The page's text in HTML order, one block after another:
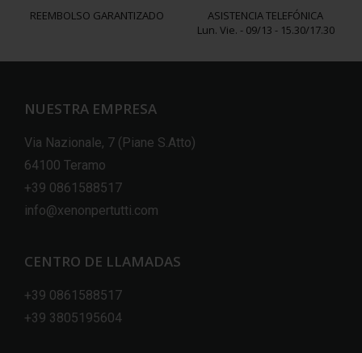
REEMBOLSO GARANTIZADO
ASISTENCIA TELEFÓNICA
Lun. Vie. - 09/13 - 15.30/17.30
NUESTRA EMPRESA
Via Nazionale, 7 (Piane S.Atto)
64100 Teramo
+39 0861588517
info@xenonpertutti.com
CENTRO DE LLAMADAS
+39 0861588517
+39 3805195604